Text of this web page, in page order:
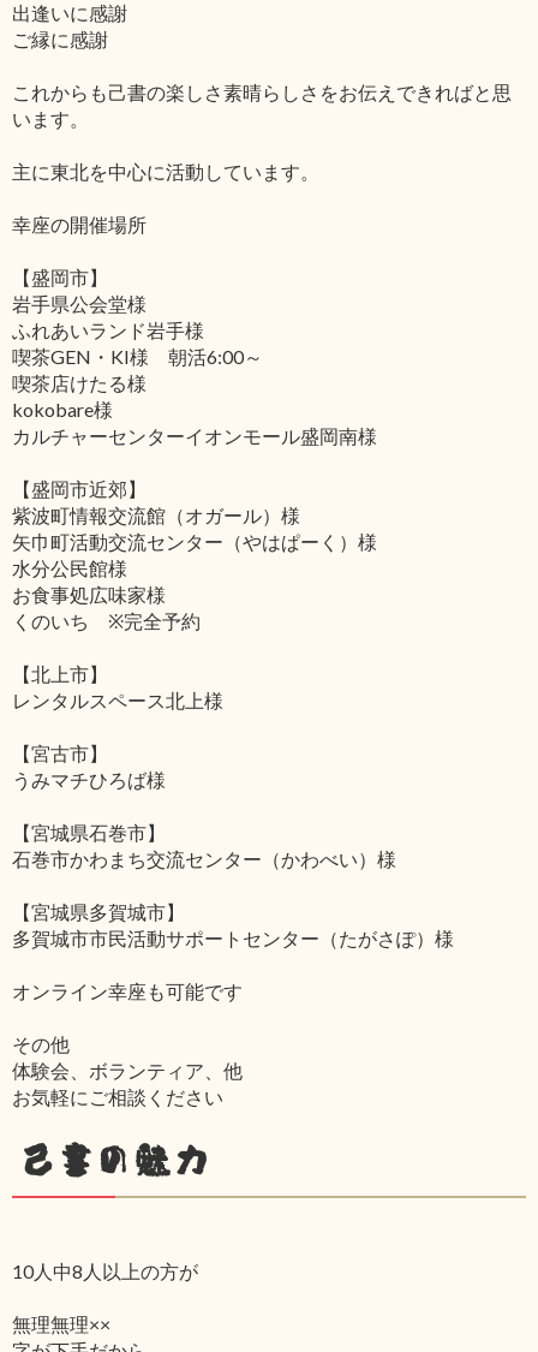
出逢いに感謝
ご縁に感謝
これからも己書の楽しさ素晴らしさをお伝えできればと思
います。
主に東北を中心に活動しています。
幸座の開催場所
【盛岡市】
岩手県公会堂様
ふれあいランド岩手様
喫茶GEN・KI様 朝活6:00～
喫茶店けたる様
kokobare様
カルチャーセンターイオンモール盛岡南様
【盛岡市近郊】
紫波町情報交流館（オガール）様
矢巾町活動交流センター（やはぱーく）様
水分公民館様
お食事処広味家様
くのいち ※完全予約
【北上市】
レンタルスペース北上様
【宮古市】
うみマチひろば様
【宮城県石巻市】
石巻市かわまち交流センター（かわべい）様
【宮城県多賀城市】
多賀城市市民活動サポートセンター（たがさぽ）様
オンライン幸座も可能です
その他
体験会、ボランティア、他
お気軽にご相談ください
己書の魅力
10人中8人以上の方が
無理無理××